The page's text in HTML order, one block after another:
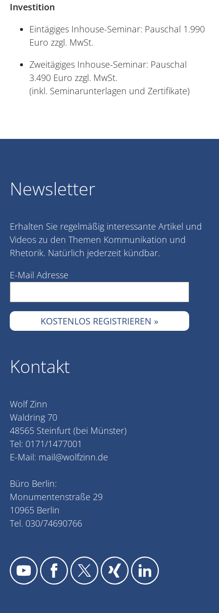
Investition
Eintägiges Inhouse-Seminar: Pauschal 1.990
Euro zzgl. MwSt.
Zweitägiges Inhouse-Seminar: Pauschal
3.490 Euro zzgl. MwSt.
(inkl. Seminarunterlagen und Zertifikate)
Newsletter
Erhalten Sie regelmäßig interessante Artikel und
Videos zu den Themen Kommunikation und
Rhetorik. Natürlich jederzeit kündbar.
E-Mail Adresse
Kontakt
Wolf Zinn
Waldring 70
48565 Steinfurt (bei Münster)
Tel: 0171/1477001
E-Mail: mail@wolfzinn.de
Büro Berlin:
Monumentenstraße 29
10965 Berlin
Tel. 030/74690766